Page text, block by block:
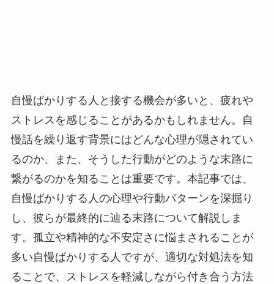
自慢ばかりする人と接する機会が多いと、疲れや
ストレスを感じることがあるかもしれません。自
慢話を繰り返す背景にはどんな心理が隠されてい
るのか、また、そうした行動がどのような末路に
繋がるのかを知ることは重要です。本記事では、
自慢ばかりする人の心理や行動パターンを深掘り
し、彼らが最終的に辿る末路について解説しま
す。孤立や精神的な不安定さに悩まされることが
多い自慢ばかりする人ですが、適切な対処法を知
ることで、ストレスを軽減しながら付き合う方法